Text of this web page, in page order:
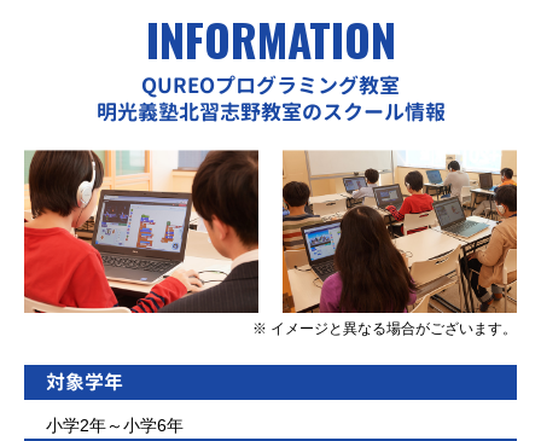
INFORMATION
QUREOプログラミング教室
明光義塾北習志野教室のスクール情報
※ イメージと異なる場合がございます。
対象学年
小学2年～小学6年